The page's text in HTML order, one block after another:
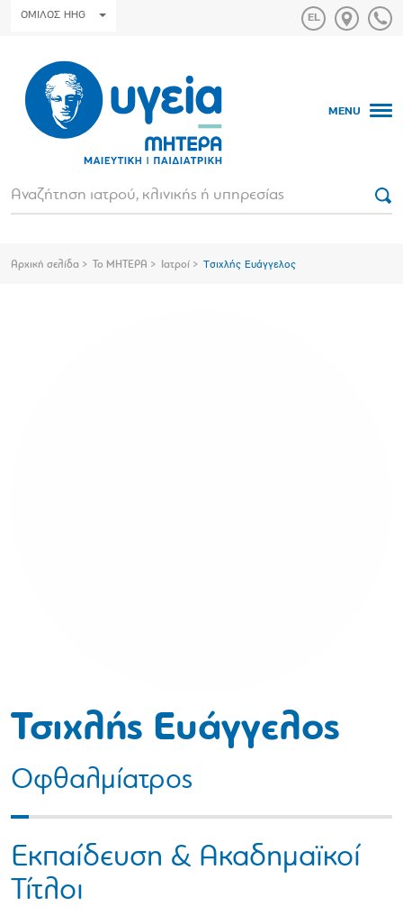
ΟΜΙΛΟΣ HHG
MENU
Αρχική σελίδα Το ΜΗΤΕΡΑ Ιατροί Τσιχλής Ευάγγελος
Τσιχλής Ευάγγελος
Οφθαλμίατρος
Εκπαίδευση & Ακαδημαϊκοί
Τίτλοι